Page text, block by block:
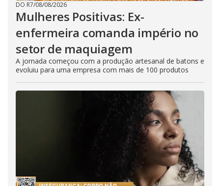
DO R7/08/08/2026
Mulheres Positivas: Ex-
enfermeira comanda império no
setor de maquiagem
A jornada começou com a produção artesanal de batons e
evoluiu para uma empresa com mais de 100 produtos